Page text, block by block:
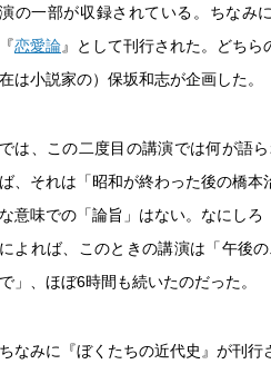
演の一部が収録されている。ちなみ
『恋愛論』として刊行された。どち
在は小説家の）保坂和志が企画した。
では、この二度目の講演では何が語
ば、それは「昭和が終わった後の橋
な意味での「論旨」はない。なにしろ
によれば、このときの講演は「午後
で」、ほぼ6時間も続いたのだった。
ちなみに『ぼくたちの近代史』が刊